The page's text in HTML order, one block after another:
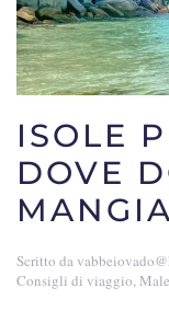
ISOLE
DOVE
Scritto da
Consigli di viaggio,